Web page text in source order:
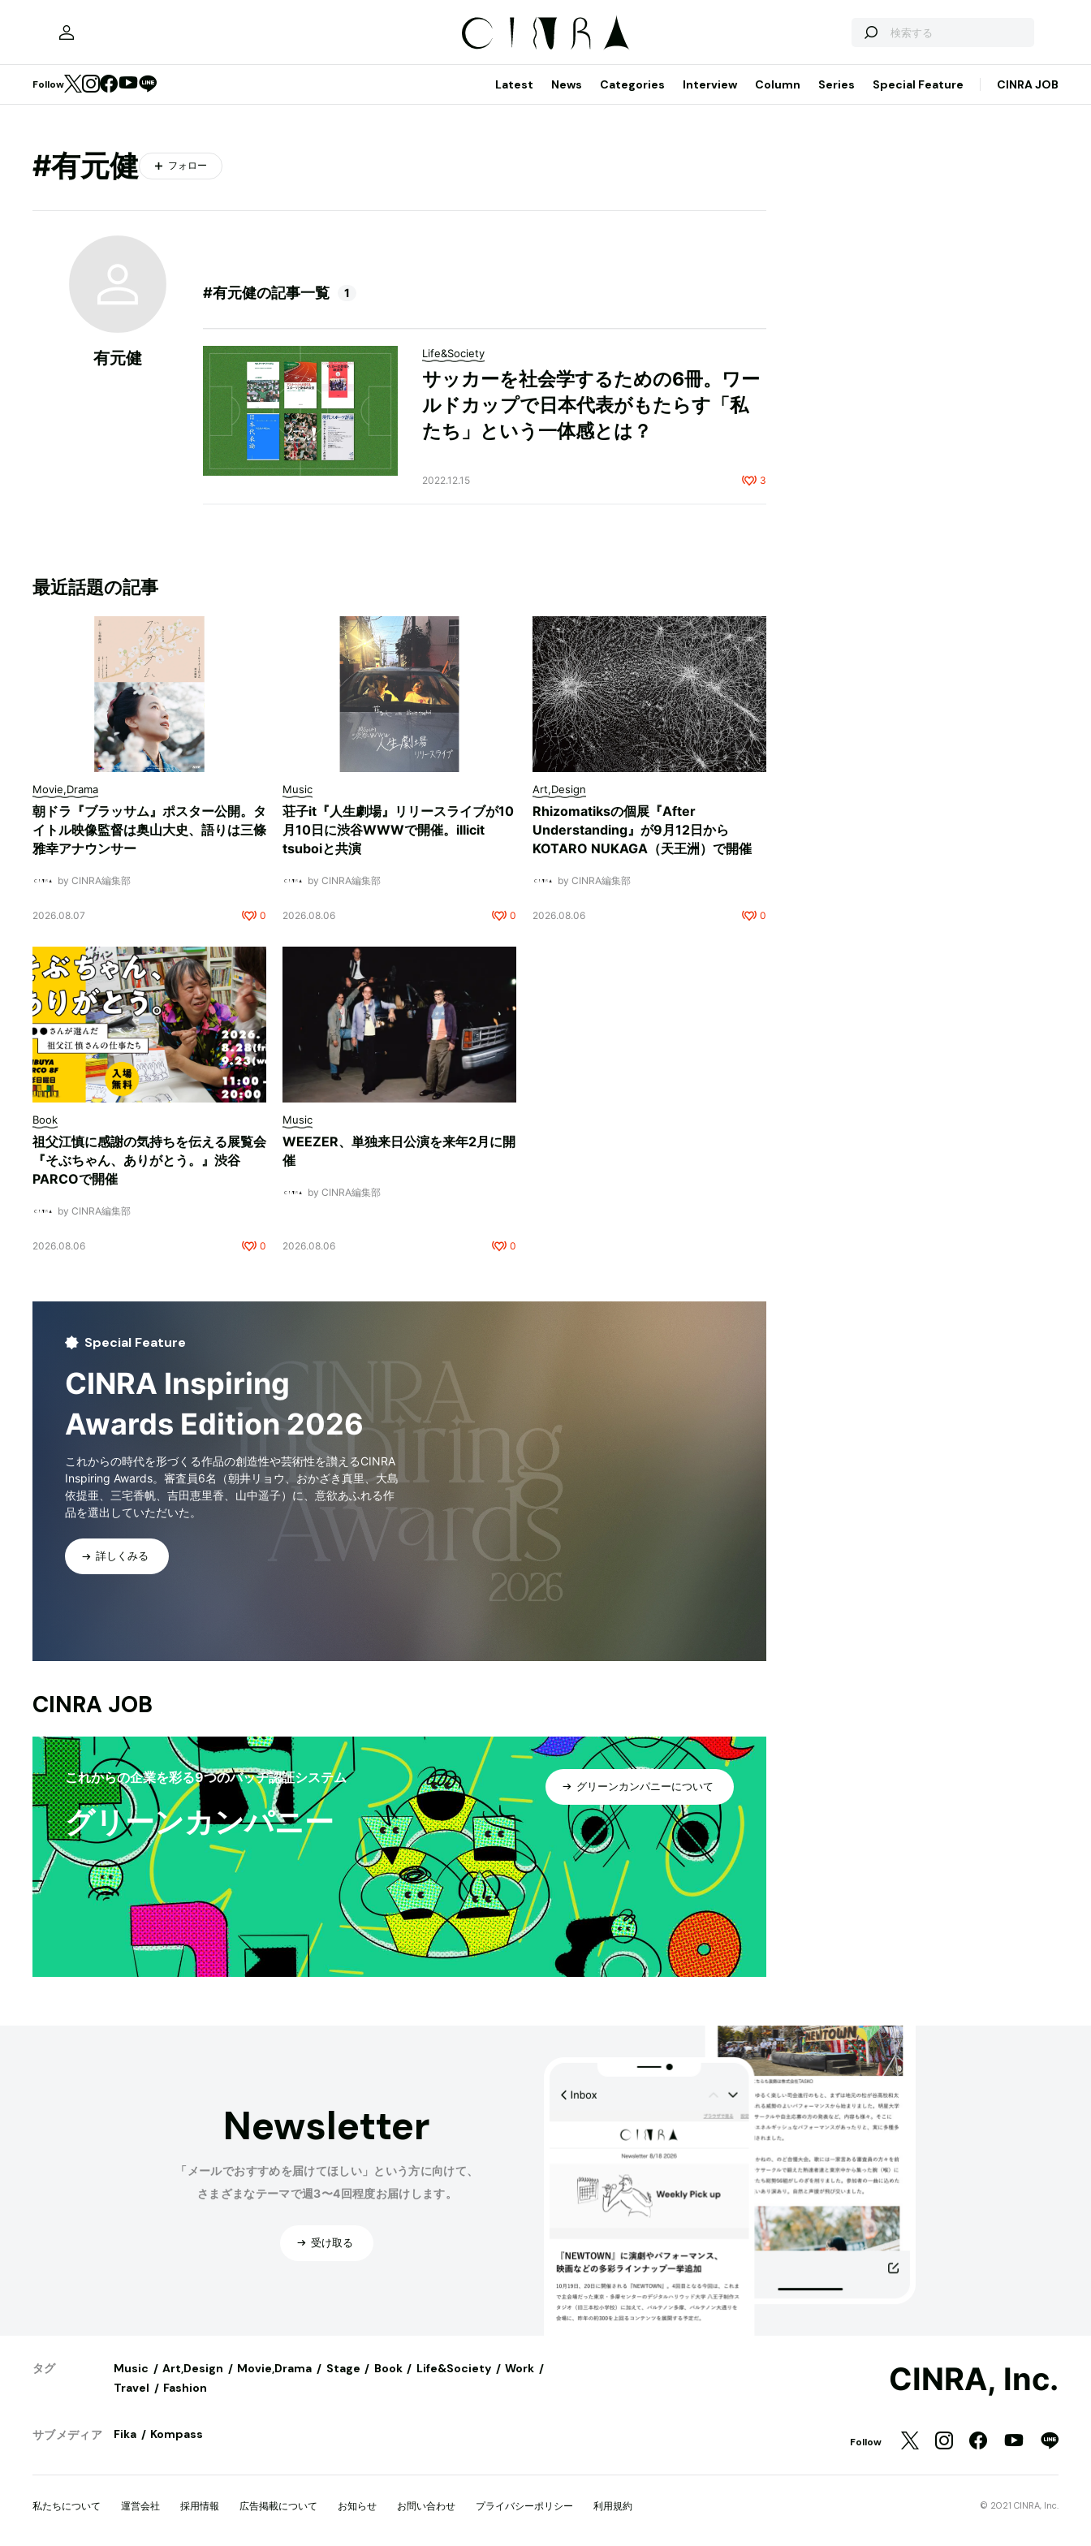
Follow Latest News Categories Interview Column Series Special Feature CINRA JOB
#有元健 フォロー
有元健
#有元健の記事一覧 1
Life&Society
サッカーを社会学するための6冊。ワー
ルドカップで日本代表がもたらす「私
たち」という一体感とは？
2022.12.15 3
最近話題の記事
Movie,Drama
朝ドラ『ブラッサム』ポスター公開。タ
イトル映像監督は奥山大史、語りは三條
雅幸アナウンサー
by CINRA編集部
2026.08.07 0
Music
荘子it『人生劇場』リリースライブが10
月10日に渋谷WWWで開催。illicit
tsuboiと共演
by CINRA編集部
2026.08.06 0
Art,Design
Rhizomatiksの個展『After
Understanding』が9月12日から
KOTARO NUKAGA（天王洲）で開催
by CINRA編集部
2026.08.06 0
Book
祖父江慎に感謝の気持ちを伝える展覧会
『そぶちゃん、ありがとう。』渋谷
PARCOで開催
by CINRA編集部
2026.08.06 0
Music
WEEZER、単独来日公演を来年2月に開
催
by CINRA編集部
2026.08.06 0
Special Feature
CINRA Inspiring
Awards Edition 2026
これからの時代を形づくる作品の創造性や芸術性を讃えるCINRA
Inspiring Awards。審査員6名（朝井リョウ、おかざき真里、大島
依提亜、三宅香帆、吉田恵里香、山中遥子）に、意欲あふれる作
品を選出していただいた。
詳しくみる
CINRA JOB
これからの企業を彩る9つのバッヂ認証システム
グリーンカンパニー
グリーンカンパニーについて
Newsletter
「メールでおすすめを届けてほしい」という方に向けて、
さまざまなテーマで週3〜4回程度お届けします。
受け取る
タグ Music Art,Design Movie,Drama Stage Book Life&Society
Work
Travel
Fashion
サブメディア Fika Kompass
CINRA, Inc.
Follow
私たちについて 運営会社 採用情報 広告掲載について お知らせ お問い合わせ プライバシーポリシー 利用規約 © 2021 CINRA, Inc.